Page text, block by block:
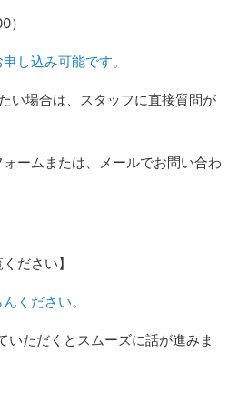
）
し込み可能です。
い場合は、スタッフに直接質問が
ームまたは、メールでお問い合わ
ださい】
ください。
いただくとスムーズに話が進みま